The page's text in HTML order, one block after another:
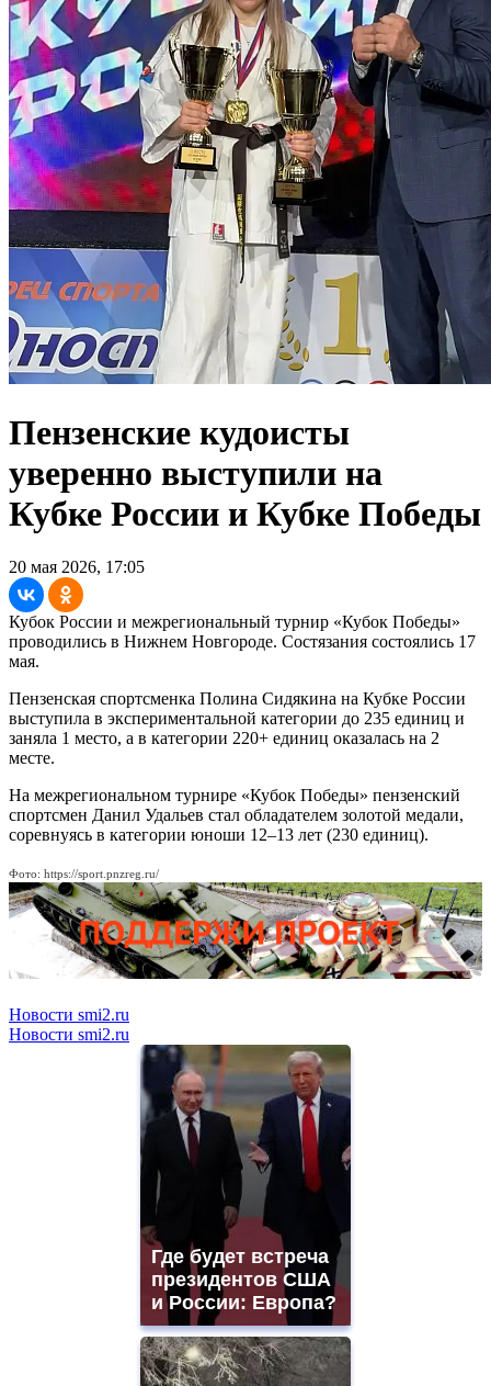
Пензенские кудоисты
уверенно выступили на
Кубке России и Кубке Победы
20 мая 2026, 17:05
Кубок России и межрегиональный турнир «Кубок Победы»
проводились в Нижнем Новгороде. Состязания состоялись 17
мая.
Пензенская спортсменка Полина Сидякина на Кубке России
выступила в экспериментальной категории до 235 единиц и
заняла 1 место, а в категории 220+ единиц оказалась на 2
месте.
На межрегиональном турнире «Кубок Победы» пензенский
спортсмен Данил Удальев стал обладателем золотой медали,
соревнуясь в категории юноши 12–13 лет (230 единиц).
Фото: https://sport.pnzreg.ru/
Новости smi2.ru
Новости smi2.ru
Где будет встреча
президентов США
и России: Европа?